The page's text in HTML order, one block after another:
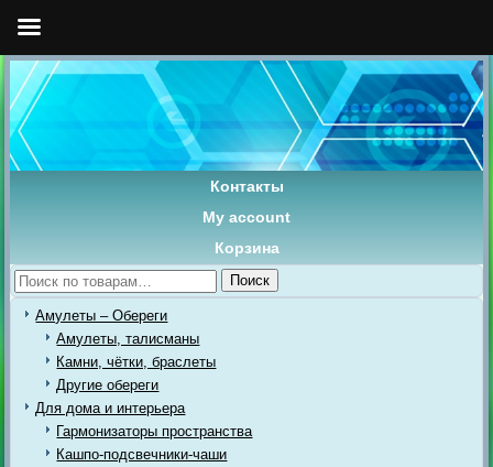
Контакты
My account
Корзина
Искать:
Поиск
Амулеты – Обереги
Амулеты, талисманы
Камни, чётки, браслеты
Другие обереги
Для дома и интерьера
Гармонизаторы пространства
Кашпо-подсвечники-чаши